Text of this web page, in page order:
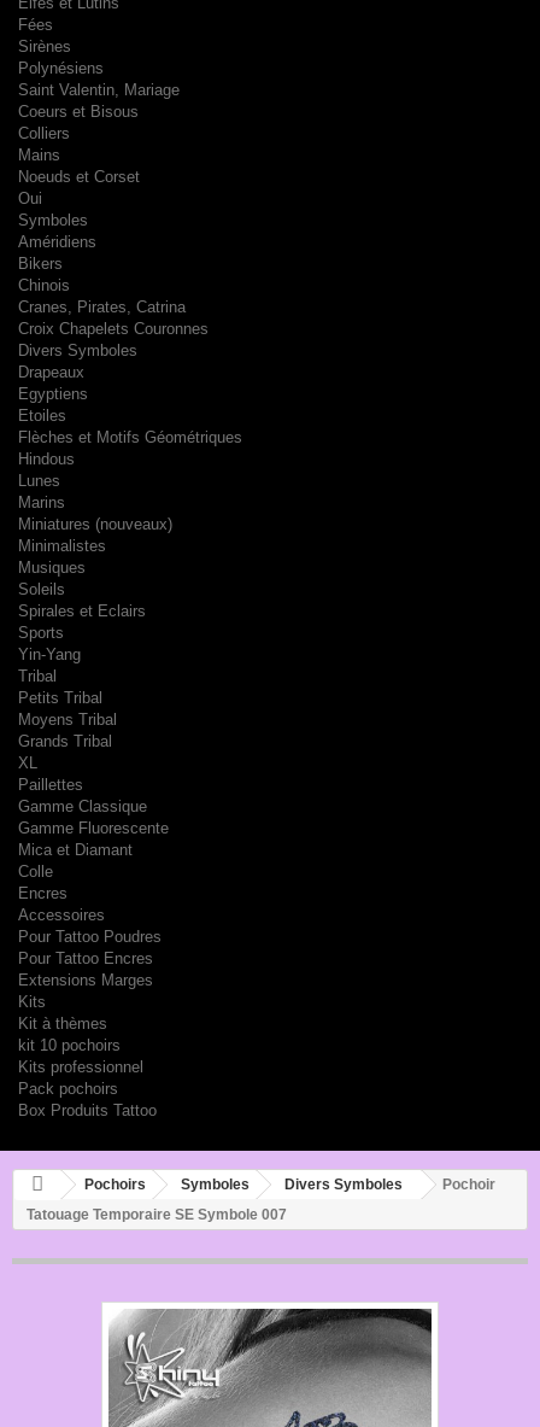
Fées
Sirènes
Polynésiens
Saint Valentin, Mariage
Coeurs et Bisous
Colliers
Mains
Noeuds et Corset
Oui
Symboles
Améridiens
Bikers
Chinois
Cranes, Pirates, Catrina
Croix Chapelets Couronnes
Divers Symboles
Drapeaux
Egyptiens
Etoiles
Flèches et Motifs Géométriques
Hindous
Lunes
Marins
Miniatures (nouveaux)
Minimalistes
Musiques
Soleils
Spirales et Eclairs
Sports
Yin-Yang
Tribal
Petits Tribal
Moyens Tribal
Grands Tribal
XL
Paillettes
Gamme Classique
Gamme Fluorescente
Mica et Diamant
Colle
Encres
Accessoires
Pour Tattoo Poudres
Pour Tattoo Encres
Extensions Marges
Kits
Kit à thèmes
kit 10 pochoirs
Kits professionnel
Pack pochoirs
Box Produits Tattoo
Pochoirs Symboles Divers Symboles
Pochoir
Tatouage Temporaire SE Symbole 007